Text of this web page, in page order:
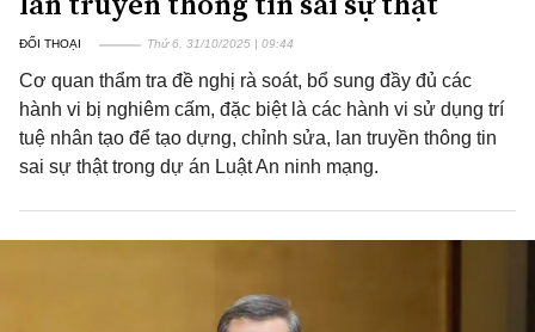
ĐỐI THOẠI Thứ 6, 31/10/2025 | 09:44
Cơ quan thẩm tra đề nghị rà soát, bổ sung đầy đủ các
hành vi bị nghiêm cấm, đặc biệt là các hành vi sử dụng trí
tuệ nhân tạo để tạo dựng, chỉnh sửa, lan truyền thông tin
sai sự thật trong dự án Luật An ninh mạng.